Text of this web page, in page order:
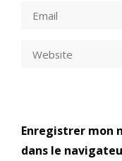
Enregistrer mon
dans le